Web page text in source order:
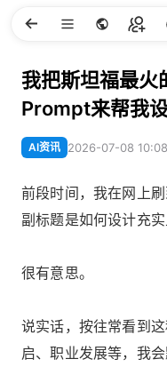
我把斯坦福最火
Prompt来帮我设
AI资讯 2026-07-08 10:08
前段时间，我在网上
副标题是如何设计充实
很有意思。
说实话，按往常看到
启、职业发展等，我